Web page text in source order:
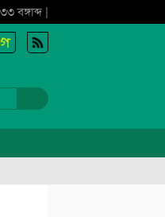
বঙ্গাব্দ |